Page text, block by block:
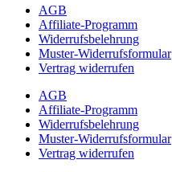
AGB
Affiliate-Programm
Widerrufsbelehrung
Muster-Widerrufsformular
Vertrag widerrufen
AGB
Affiliate-Programm
Widerrufsbelehrung
Muster-Widerrufsformular
Vertrag widerrufen